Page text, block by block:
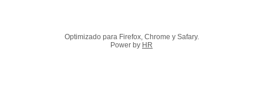
Optimizado para Firefox, Chrome y Safary.
Power by HR